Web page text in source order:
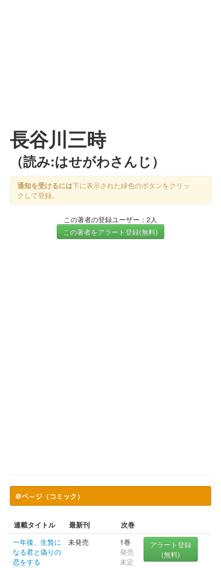
長谷川三時
（読み:はせがわさんじ）
通知を受けるには下に表示された緑色のボタンをクリッ
クして登録。
この著者の登録ユーザー：2人
この著者をアラート登録(無料)
＠ペ～ジ（コミック）
連載タイトル 最新刊
次巻
一年後、生贄に
なる君と偽りの
恋をする
未発売
1巻
発売
未定
アラート登録
(無料)